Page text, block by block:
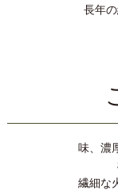
何卒ご理解賜り
あきは茶園
長年
味、濃
繊細な